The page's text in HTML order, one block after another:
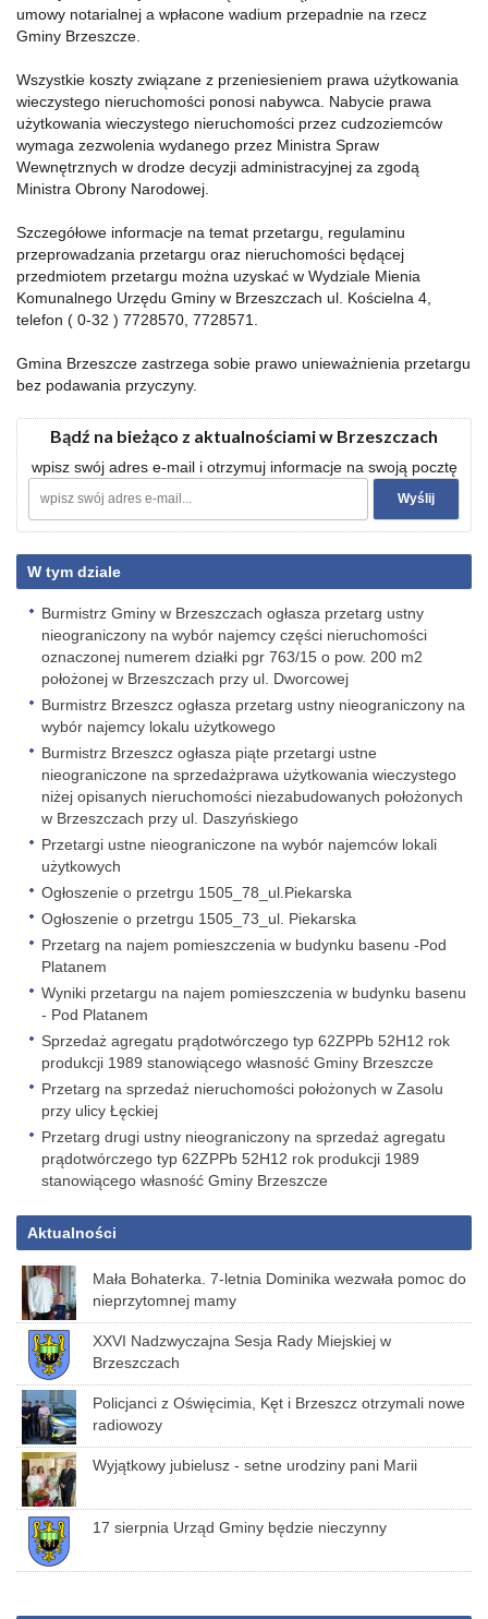
umowy notarialnej a wpłacone wadium przepadnie na rzecz
Gminy Brzeszcze.
Wszystkie koszty związane z przeniesieniem prawa użytkowania
wieczystego nieruchomości ponosi nabywca. Nabycie prawa
użytkowania wieczystego nieruchomości przez cudzoziemców
wymaga zezwolenia wydanego przez Ministra Spraw
Wewnętrznych w drodze decyzji administracyjnej za zgodą
Ministra Obrony Narodowej.
Szczegółowe informacje na temat przetargu, regulaminu
przeprowadzania przetargu oraz nieruchomości będącej
przedmiotem przetargu można uzyskać w Wydziale Mienia
Komunalnego Urzędu Gminy w Brzeszczach ul. Kościelna 4,
telefon ( 0-32 ) 7728570, 7728571.
Gmina Brzeszcze zastrzega sobie prawo unieważnienia przetargu
bez podawania przyczyny.
Bądź na bieżąco z aktualnościami w Brzeszczach
wpisz swój adres e-mail i otrzymuj informacje na swoją pocztę
W tym dziale
Burmistrz Gminy w Brzeszczach ogłasza przetarg ustny
nieograniczony na wybór najemcy części nieruchomości
oznaczonej numerem działki pgr 763/15 o pow. 200 m2
położonej w Brzeszczach przy ul. Dworcowej
Burmistrz Brzeszcz ogłasza przetarg ustny nieograniczony na
wybór najemcy lokalu użytkowego
Burmistrz Brzeszcz ogłasza piąte przetargi ustne
nieograniczone na sprzedażprawa użytkowania wieczystego
niżej opisanych nieruchomości niezabudowanych położonych
w Brzeszczach przy ul. Daszyńskiego
Przetargi ustne nieograniczone na wybór najemców lokali
użytkowych
Ogłoszenie o przetrgu 1505_78_ul.Piekarska
Ogłoszenie o przetrgu 1505_73_ul. Piekarska
Przetarg na najem pomieszczenia w budynku basenu -Pod
Platanem
Wyniki przetargu na najem pomieszczenia w budynku basenu
- Pod Platanem
Sprzedaż agregatu prądotwórczego typ 62ZPPb 52H12 rok
produkcji 1989 stanowiącego własność Gminy Brzeszcze
Przetarg na sprzedaż nieruchomości położonych w Zasolu
przy ulicy Łęckiej
Przetarg drugi ustny nieograniczony na sprzedaż agregatu
prądotwórczego typ 62ZPPb 52H12 rok produkcji 1989
stanowiącego własność Gminy Brzeszcze
Aktualności
Mała Bohaterka. 7-letnia Dominika wezwała pomoc do
nieprzytomnej mamy
XXVI Nadzwyczajna Sesja Rady Miejskiej w
Brzeszczach
Policjanci z Oświęcimia, Kęt i Brzeszcz otrzymali nowe
radiowozy
Wyjątkowy jubielusz - setne urodziny pani Marii
17 sierpnia Urząd Gminy będzie nieczynny